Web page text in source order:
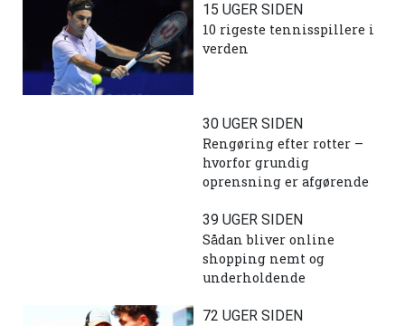
15 UGER SIDEN
10 rigeste tennisspillere i
verden
30 UGER SIDEN
Rengøring efter rotter –
hvorfor grundig
oprensning er afgørende
39 UGER SIDEN
Sådan bliver online
shopping nemt og
underholdende
72 UGER SIDEN